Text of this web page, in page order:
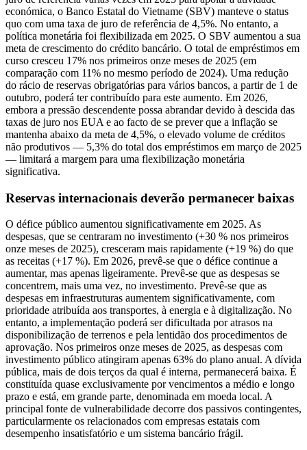
económica, o Banco Estatal do Vietname (SBV) manteve o status
quo com uma taxa de juro de referência de 4,5%. No entanto, a
política monetária foi flexibilizada em 2025. O SBV aumentou a sua
meta de crescimento do crédito bancário. O total de empréstimos em
curso cresceu 17% nos primeiros onze meses de 2025 (em
comparação com 11% no mesmo período de 2024). Uma redução
do rácio de reservas obrigatórias para vários bancos, a partir de 1 de
outubro, poderá ter contribuído para este aumento. Em 2026,
embora a pressão descendente possa abrandar devido à descida das
taxas de juro nos EUA e ao facto de se prever que a inflação se
mantenha abaixo da meta de 4,5%, o elevado volume de créditos
não produtivos — 5,3% do total dos empréstimos em março de 2025
— limitará a margem para uma flexibilização monetária
significativa.
Reservas internacionais deverão permanecer baixas
O défice público aumentou significativamente em 2025. As
despesas, que se centraram no investimento (+30 % nos primeiros
onze meses de 2025), cresceram mais rapidamente (+19 %) do que
as receitas (+17 %). Em 2026, prevê-se que o défice continue a
aumentar, mas apenas ligeiramente. Prevê-se que as despesas se
concentrem, mais uma vez, no investimento. Prevê-se que as
despesas em infraestruturas aumentem significativamente, com
prioridade atribuída aos transportes, à energia e à digitalização. No
entanto, a implementação poderá ser dificultada por atrasos na
disponibilização de terrenos e pela lentidão dos procedimentos de
aprovação. Nos primeiros onze meses de 2025, as despesas com
investimento público atingiram apenas 63% do plano anual. A dívida
pública, mais de dois terços da qual é interna, permanecerá baixa. É
constituída quase exclusivamente por vencimentos a médio e longo
prazo e está, em grande parte, denominada em moeda local. A
principal fonte de vulnerabilidade decorre dos passivos contingentes,
particularmente os relacionados com empresas estatais com
desempenho insatisfatório e um sistema bancário frágil.